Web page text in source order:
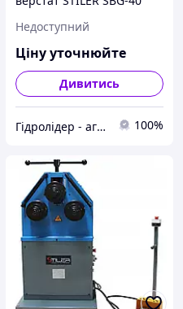
Недоступний
Ціну уточнюйте
Дивитись
Гідролідер - агротехніка, промислове та будівельне обладнання 100%